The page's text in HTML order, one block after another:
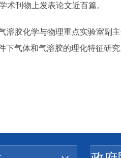
术刊物上发表论文近百篇。
溶胶化学与物理重点实验室副
下气体和气溶胶的理化特征研